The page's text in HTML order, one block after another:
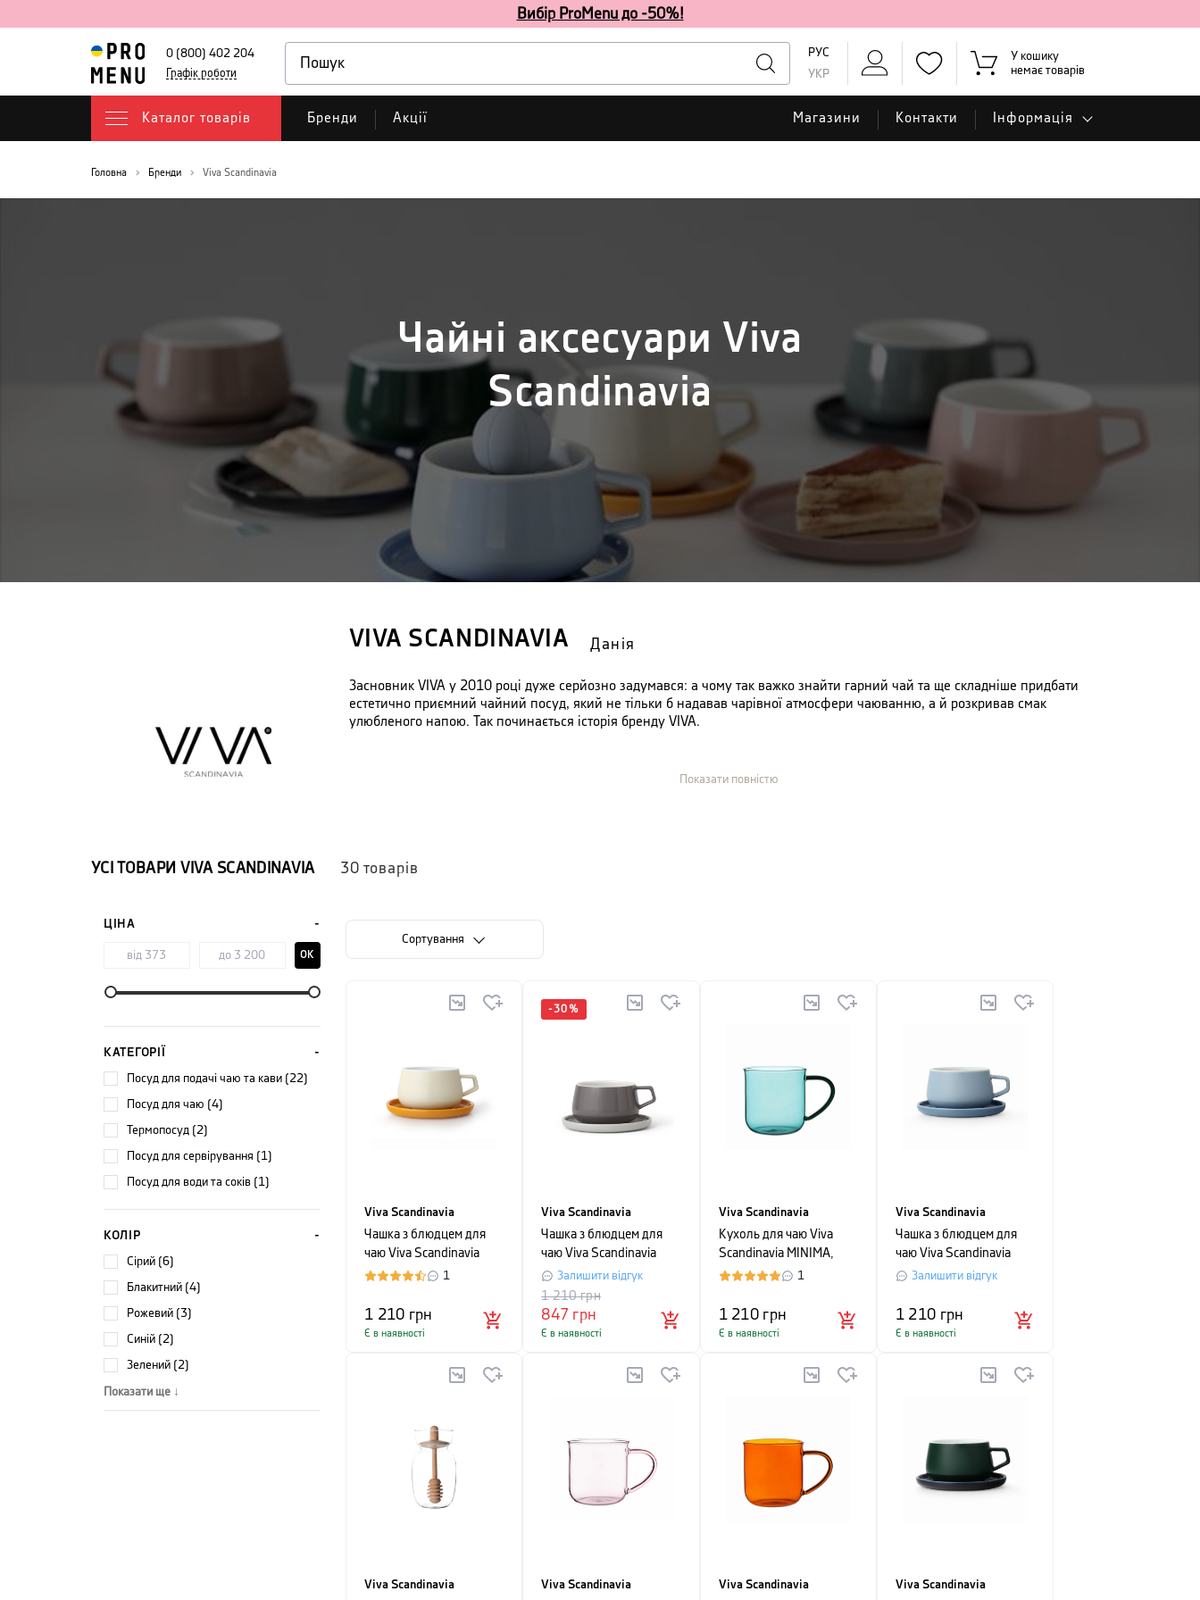
Вибір ProMenu до -50%!
0 (800) 402 204
Графік роботи
РУС
УКР
У кошику
немає товарів
Каталог товарів Бренди Акції Магазини Контакти Інформація
Головна Бренди Viva Scandinavia
Чайні аксесуари Viva
Scandinavia
VIVA SCANDINAVIA Данія
Засновник VIVA у 2010 році дуже серйозно задумався: а чому так важко знайти гарний чай та ще складніше придбати
естетично приємний чайний посуд, який не тільки б надавав чарівної атмосфери чаюванню, а й розкривав смак
улюбленого напою. Так починається історія бренду VIVA.
гармонійно переплітаються з креативним стильним дизайном. Нічого зайвого, кожна деталь несе особливу функцію. І
Показати повністю
УСІ ТОВАРИ VIVA SCANDINAVIA 30 товарів
ЦІНА
OK
КАТЕГОРІЇ
посуд для подачі чаю та кави (22)
посуд для чаю (4)
термопосуд (2)
посуд для сервірування (1)
посуд для води та соків (1)
КОЛІР
сірий (6)
блакитний (4)
рожевий (3)
синій (2)
зелений (2)
Показати ще ↓
Сортування
Viva Scandinavia
Чашка з блюдцем для
чаю Viva Scandinavia
ELLA, об'єм 0,25 л,
помаранчевий
1
1 210 грн
Є в наявності
-30 %
Viva Scandinavia
Чашка з блюдцем для
чаю Viva Scandinavia
ELLA, об'єм 0,25 л,
сірий
Залишити відгук
847 грн
1 210грн
Є в наявності
Viva Scandinavia
Кухоль для чаю Viva
Scandinavia MINIMA,
об'єм 0,4 л, прозорий
1
1 210 грн
Є в наявності
Viva Scandinavia
Чашка з блюдцем для
чаю Viva Scandinavia
ELLA, об'єм 0,25 л,
Залишити відгук
1 210 грн
Є в наявності
Viva Scandinavia
Viva Scandinavia
Viva Scandinavia
Viva Scandinavia